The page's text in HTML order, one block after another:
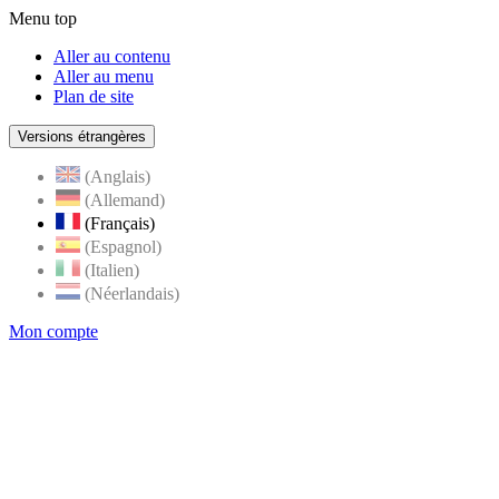
Menu top
Aller au contenu
Aller au menu
Plan de site
Versions étrangères
(Anglais)
(Allemand)
(Français)
(Espagnol)
(Italien)
(Néerlandais)
Mon compte